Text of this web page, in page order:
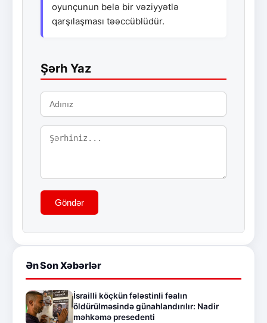
oyunçunun belə bir vəziyyətlə
qarşılaşması təəccüblüdür.
Şərh Yaz
Göndər
Ən Son Xəbərlər
İsrailli köçkün fələstinli fəalın
öldürülməsində günahlandırılır: Nadir
məhkəmə presedenti